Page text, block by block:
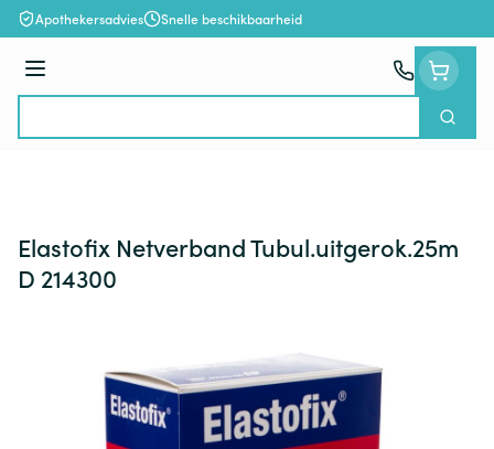
Ga naar de inhoud
Apothekersadvies Snelle beschikbaarheid
Menu
Zoek
Elastofix Netverband Tubul.uitgerok.25m
D 214300